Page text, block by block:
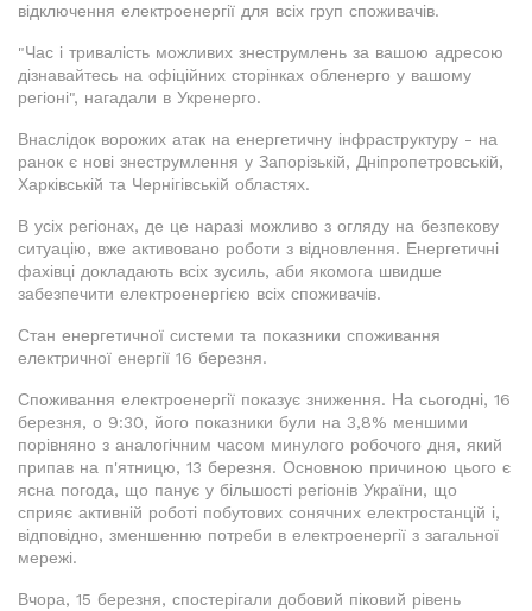
відключення електроенергії для всіх груп споживачів.
"Час і тривалість можливих знеструмлень за вашою адресою
дізнавайтесь на офіційних сторінках обленерго у вашому
регіоні", нагадали в Укренерго.
Внаслідок ворожих атак на енергетичну інфраструктуру - на
ранок є нові знеструмлення у Запорізькій, Дніпропетровській,
Харківській та Чернігівській областях.
В усіх регіонах, де це наразі можливо з огляду на безпекову
ситуацію, вже активовано роботи з відновлення. Енергетичні
фахівці докладають всіх зусиль, аби якомога швидше
забезпечити електроенергією всіх споживачів.
Стан енергетичної системи та показники споживання
електричної енергії 16 березня.
Споживання електроенергії показує зниження. На сьогодні, 16
березня, о 9:30, його показники були на 3,8% меншими
порівняно з аналогічним часом минулого робочого дня, який
припав на п'ятницю, 13 березня. Основною причиною цього є
ясна погода, що панує у більшості регіонів України, що
сприяє активній роботі побутових сонячних електростанцій і,
відповідно, зменшенню потреби в електроенергії з загальної
мережі.
Вчора, 15 березня, спостерігали добовий піковий рівень